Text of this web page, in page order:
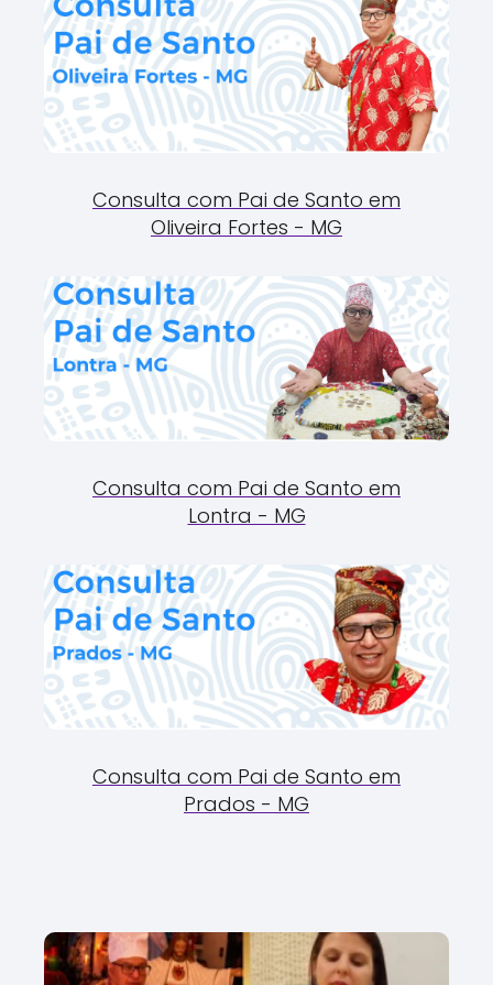
Consulta com Pai de Santo em
Oliveira Fortes - MG
Consulta com Pai de Santo em
Lontra - MG
Consulta com Pai de Santo em
Prados - MG